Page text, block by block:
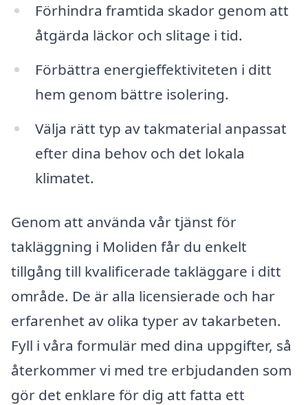
Förhindra framtida skador genom att
åtgärda läckor och slitage i tid.
Förbättra energieffektiviteten i ditt
hem genom bättre isolering.
Välja rätt typ av takmaterial anpassat
efter dina behov och det lokala
klimatet.
Genom att använda vår tjänst för
takläggning i Moliden får du enkelt
tillgång till kvalificerade takläggare i ditt
område. De är alla licensierade och har
erfarenhet av olika typer av takarbeten.
Fyll i våra formulär med dina uppgifter, så
återkommer vi med tre erbjudanden som
gör det enklare för dig att fatta ett